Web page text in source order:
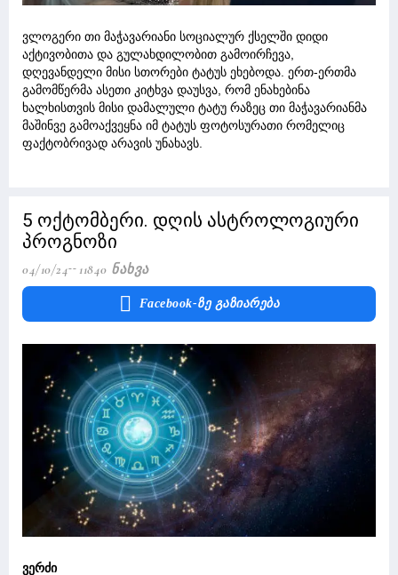
ვლოგერი თი მაჭავარიანი სოციალურ ქსელში დიდი
აქტივობითა და გულახდილობით გამოირჩევა,
დღევანდელი მისი სთორები ტატუს ეხებოდა. ერთ-ერთმა
გამომწერმა ასეთი კიტხვა დაუსვა, რომ ენახებინა
ხალხისთვის მისი დამალული ტატუ რაზეც თი მაჭავარიანმა
მაშინვე გამოაქვეყნა იმ ტატუს ფოტოსურათი რომელიც
ფაქტობრივად არავის უნახავს.
5 ოქტომბერი. დღის ასტროლოგიური
პროგნოზი
04/10/24 11840 Ნახვა
Facebook-Ზე Გაზიარება
ვერძი